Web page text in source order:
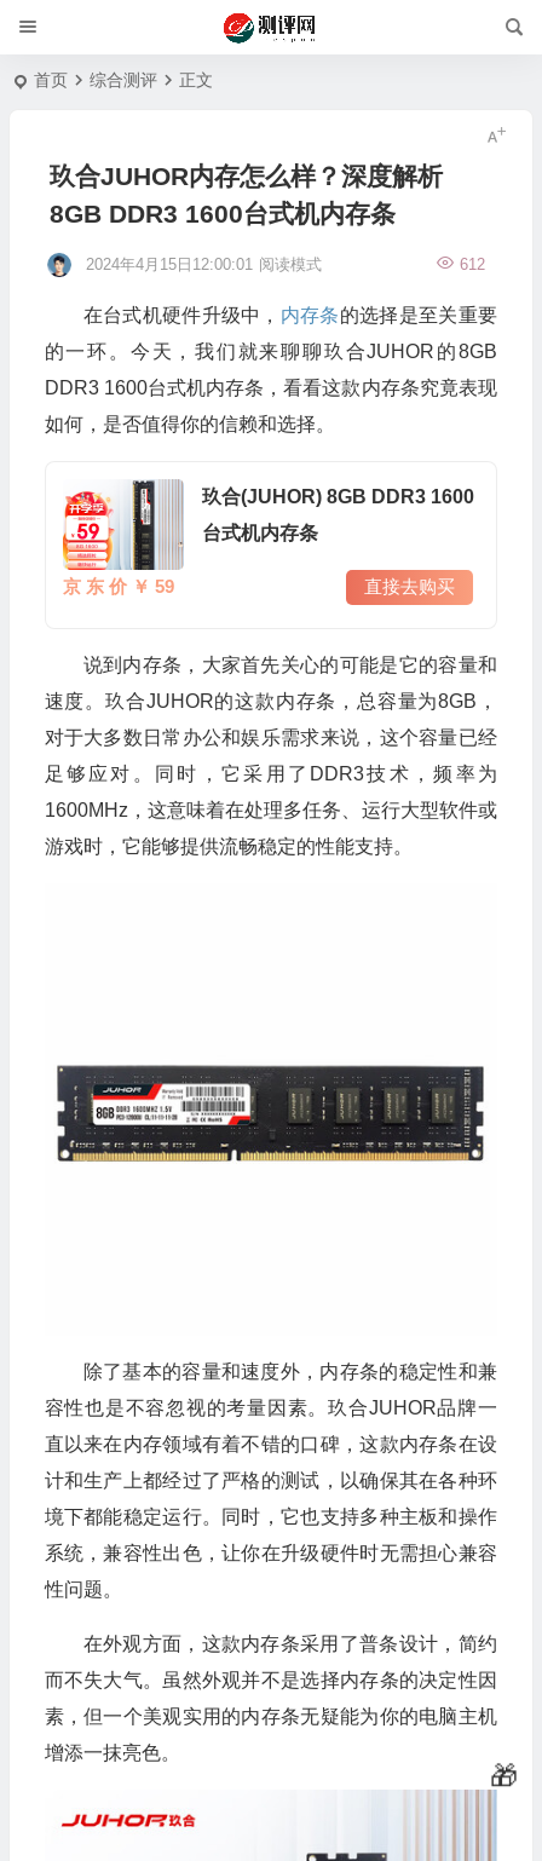
首页 综合测评 正文
玖合JUHOR内存怎么样？深度解析
8GB DDR3 1600台式机内存条
2024年4月15日12:00:01 612
阅读模式
在台式机硬件升级中， 内存条的选择是至关重要
的一环。今天，我们就来聊聊玖合JUHOR的8GB
DDR3 1600台式机内存条，看看这款内存条究竟表现
如何，是否值得你的信赖和选择。
玖合(JUHOR) 8GB DDR3 1600
台式机内存条
京 东 价 ￥ 59 直接去购买
说到内存条，大家首先关心的可能是它的容量和
速度。玖合JUHOR的这款内存条，总容量为8GB，
对于大多数日常办公和娱乐需求来说，这个容量已经
足够应对。同时，它采用了DDR3技术，频率为
1600MHz，这意味着在处理多任务、运行大型软件或
游戏时，它能够提供流畅稳定的性能支持。
除了基本的容量和速度外，内存条的稳定性和兼
容性也是不容忽视的考量因素。玖合JUHOR品牌一
直以来在内存领域有着不错的口碑，这款内存条在设
计和生产上都经过了严格的测试，以确保其在各种环
境下都能稳定运行。同时，它也支持多种主板和操作
系统，兼容性出色，让你在升级硬件时无需担心兼容
性问题。
在外观方面，这款内存条采用了普条设计，简约
而不失大气。虽然外观并不是选择内存条的决定性因
素，但一个美观实用的内存条无疑能为你的电脑主机
增添一抹亮色。